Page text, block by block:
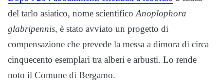
del tarlo asiatico, nome scientifico Anoplophora
glabripennis, è stato avviato un progetto di
compensazione che prevede la messa a dimora di circa
cinquecento esemplari tra alberi e arbusti. Lo rende
noto il Comune di Bergamo.